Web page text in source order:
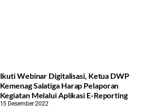
Ikuti Webinar Digitalisasi, Ketua DWP
Kemenag Salatiga Harap Pelaporan
Kegiatan Melalui Aplikasi E-Reporting
15 Desember 2022